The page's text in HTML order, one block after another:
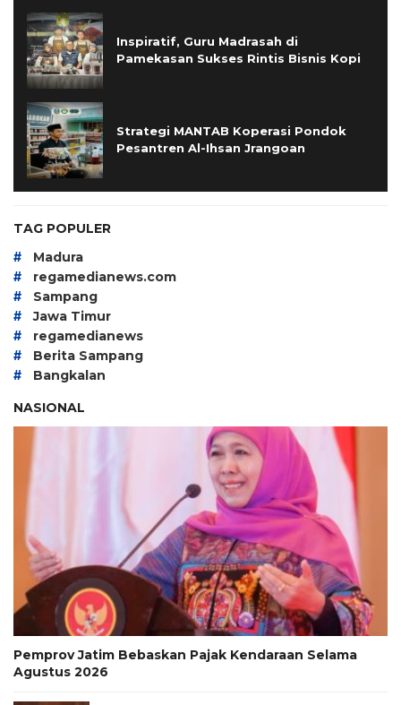
Inspiratif, Guru Madrasah di
Pamekasan Sukses Rintis Bisnis Kopi
Strategi MANTAB Koperasi Pondok
Pesantren Al-Ihsan Jrangoan
TAG POPULER
# Madura
# regamedianews.com
# Sampang
# Jawa Timur
# regamedianews
# Berita Sampang
#
Bangkalan
NASIONAL
Pemprov Jatim Bebaskan Pajak Kendaraan Selama
Agustus 2026